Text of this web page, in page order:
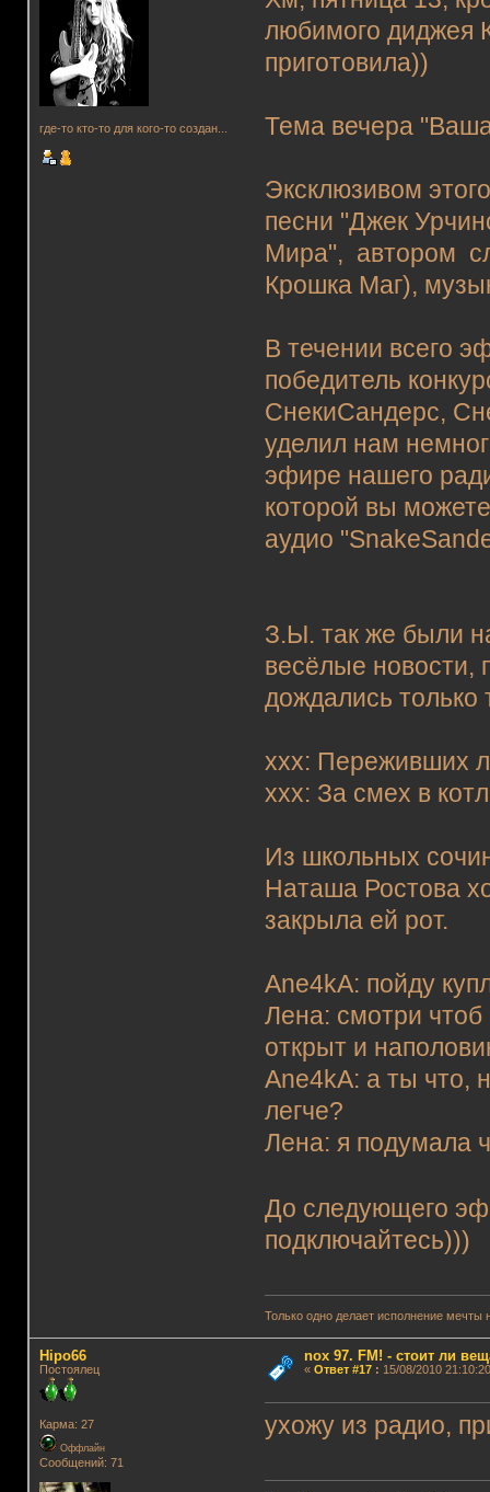
где-то кто-то для кого-то создан...
любимого диджея
приготовила))
Тема вечера
Эксклюзивом
песни "Джек
Мира", автором
Крошка Маг),
В течении всего
победитель
СнекиСандерс,
уделил нам
эфире нашего
которой вы
аудио
З.Ы. так же были
весёлые новости,
дождались только
xxx: Переживших
xxx: За смех в
Из школьных
Hаташа Ростова
закpыла ей pот.
Ane4kA: пойду
Лена: смотри
открыт и
Ane4kA: а ты что,
легче?
Лена: я подумала
До следующего
подключайтесь)))
Только одно делает исполнение
Hipo66
Постоялец
Карма: 27
Оффлайн
Сообщений: 71
nox 97. FM! - стоит ли
« Ответ #17: 15/08/2010
ухожу из радио,